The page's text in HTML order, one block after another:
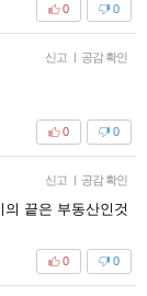
0
0
신고 | 공감 확인
0
0
신고 | 공감 확인
끝은 부동산인것
0
0